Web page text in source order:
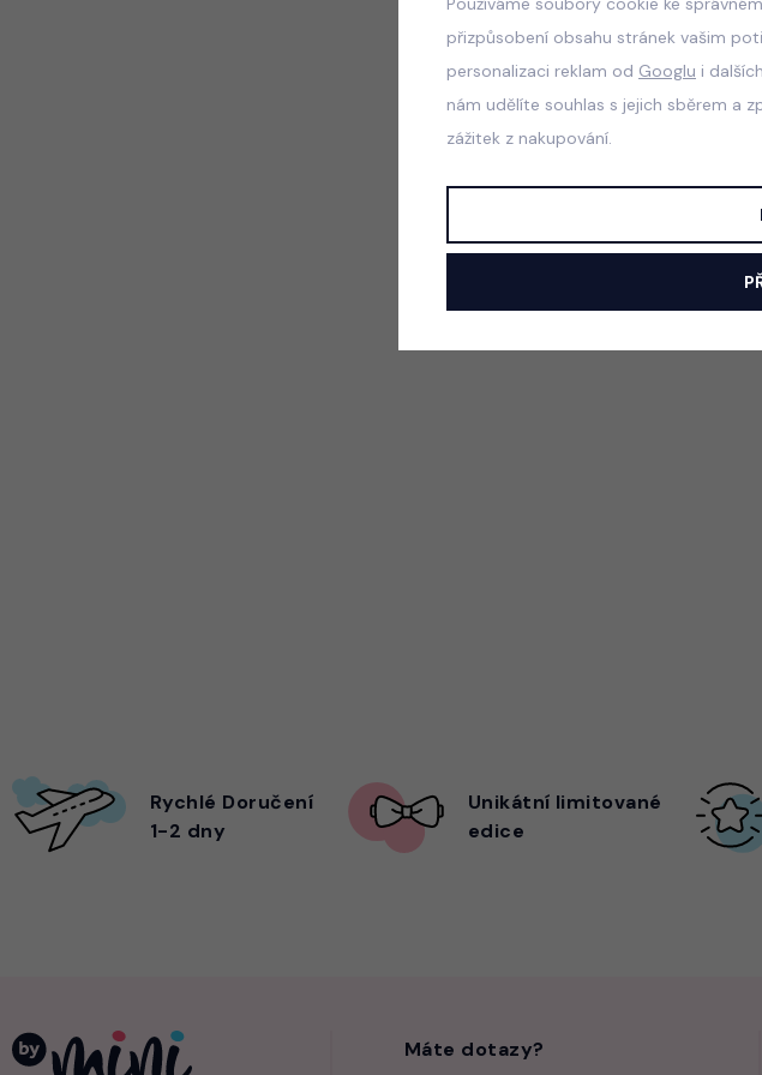
Rychlé Doručení
1-2 dny
Unikátní limitované
edice
Máte dotazy?
přizpůsobení obsahu stránek vašim
personalizaci reklam od Googlu i
nám udělíte souhlas s jejich sběrem a
zážitek z nakupování.